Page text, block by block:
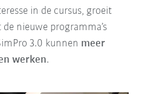
in de cursus, groeit
nieuwe programma’s
3.0 kunnen meer
werken.